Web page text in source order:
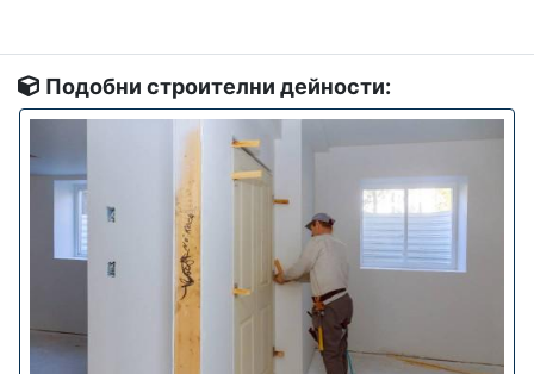
Подобни строителни дейности: